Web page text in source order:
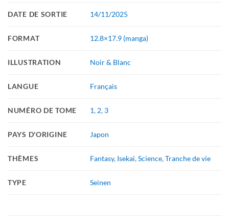
DATE DE SORTIE 14/11/2025
FORMAT 12.8×17.9 (manga)
ILLUSTRATION Noir & Blanc
LANGUE Français
NUMÉRO DE TOME 1, 2, 3
PAYS D'ORIGINE Japon
THÈMES Fantasy, Isekai,Science,Tranche de vie
TYPE Seinen